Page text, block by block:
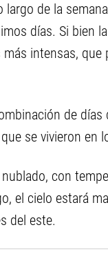
de la
días. Si bien
intensas,
de
se vivieron en
con
el cielo estará
del este.